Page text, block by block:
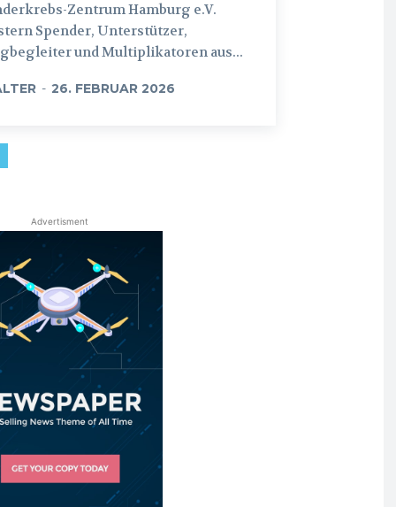
Zentrum Hamburg e.V.
Spender, Unterstützer,
und Multiplikatoren aus...
- 26. FEBRUAR 2026
Advertisment